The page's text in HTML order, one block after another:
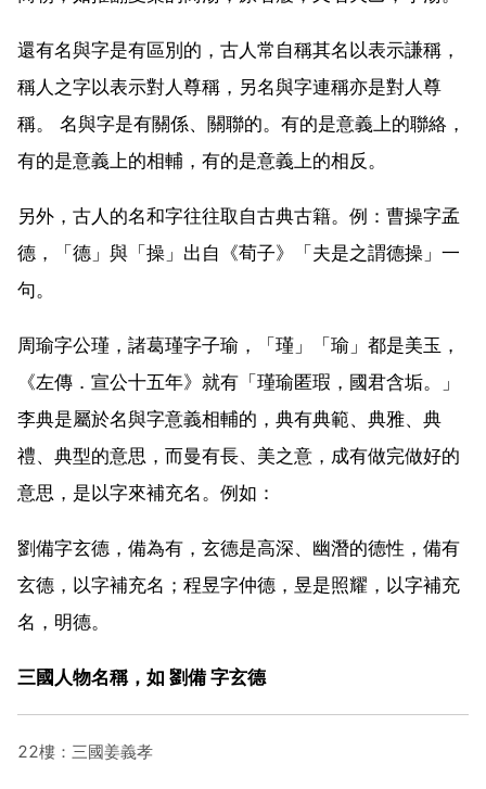
還有名與字是有區別的，古人常自稱其名以表示謙稱，
稱人之字以表示對人尊稱，另名與字連稱亦是對人尊
稱。 名與字是有關係、關聯的。有的是意義上的聯絡，
有的是意義上的相輔，有的是意義上的相反。
另外，古人的名和字往往取自古典古籍。例：曹操字孟
德，「德」與「操」出自《荀子》「夫是之謂德操」一
句。
周瑜字公瑾，諸葛瑾字子瑜，「瑾」「瑜」都是美玉，
《左傳．宣公十五年》就有「瑾瑜匿瑕，國君含垢。」
李典是屬於名與字意義相輔的，典有典範、典雅、典
禮、典型的意思，而曼有長、美之意，成有做完做好的
意思，是以字來補充名。例如：
劉備字玄德，備為有，玄德是高深、幽潛的德性，備有
玄德，以字補充名；程昱字仲德，昱是照耀，以字補充
名，明德。
三國人物名稱，如 劉備 字玄德
22樓：三國姜義孝